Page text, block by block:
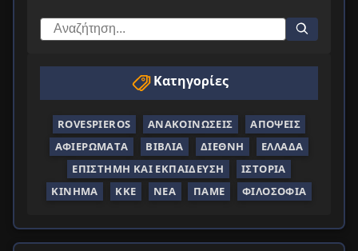
Κατηγορίες
ROVESPIEROS ΑΝΑΚΟΙΝΏΣΕΙΣ
ΑΠΌΨΕΙΣ
ΑΦΙΕΡΏΜΑΤΑ
ΒΙΒΛΊΑ ΔΙΕΘΝΉ
ΕΛΛΆΔΑ
ΕΠΙΣΤΉΜΗ ΚΑΙ ΕΚΠΑΊΔΕΥΣΗ
ΙΣΤΟΡΊΑ
ΚΊΝΗΜΑ
ΚΚΕ ΝΈΑ ΠΑΜΕ ΦΙΛΟΣΟΦΊΑ